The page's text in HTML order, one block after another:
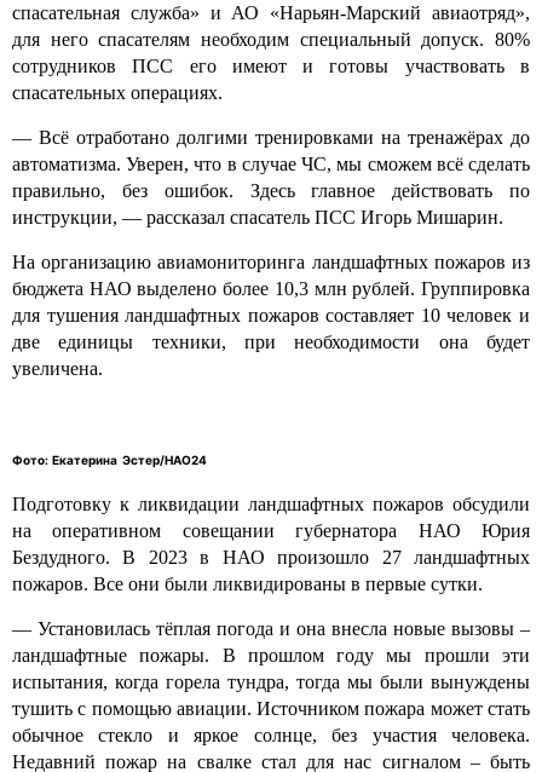
спасательная служба» и АО «Нарьян-Марский авиаотряд»,
для него спасателям необходим специальный допуск. 80%
сотрудников ПСС его имеют и готовы участвовать в
спасательных операциях.
— Всё отработано долгими тренировками на тренажёрах до
автоматизма. Уверен, что в случае ЧС, мы сможем всё сделать
правильно, без ошибок. Здесь главное действовать по
инструкции, — рассказал спасатель ПСС Игорь Мишарин.
На организацию авиамониторинга ландшафтных пожаров из
бюджета НАО выделено более 10,3 млн рублей. Группировка
для тушения ландшафтных пожаров составляет 10 человек и
две единицы техники, при необходимости она будет
увеличена.
Фото: Екатерина Эстер/НАО24
Подготовку к ликвидации ландшафтных пожаров обсудили
на оперативном совещании губернатора НАО Юрия
Бездудного. В 2023 в НАО произошло 27 ландшафтных
пожаров. Все они были ликвидированы в первые сутки.
— Установилась тёплая погода и она внесла новые вызовы –
ландшафтные пожары. В прошлом году мы прошли эти
испытания, когда горела тундра, тогда мы были вынуждены
тушить с помощью авиации. Источником пожара может стать
обычное стекло и яркое солнце, без участия человека.
Недавний пожар на свалке стал для нас сигналом – быть